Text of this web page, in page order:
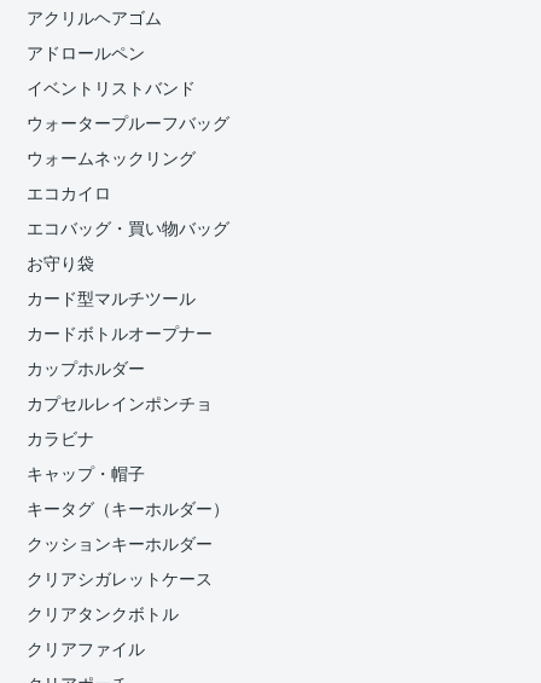
アクリルヘアゴム
アドロールペン
イベントリストバンド
ウォータープルーフバッグ
ウォームネックリング
エコカイロ
エコバッグ・買い物バッグ
お守り袋
カード型マルチツール
カードボトルオープナー
カップホルダー
カプセルレインポンチョ
カラビナ
キャップ・帽子
キータグ（キーホルダー）
クッションキーホルダー
クリアシガレットケース
クリアタンクボトル
クリアファイル